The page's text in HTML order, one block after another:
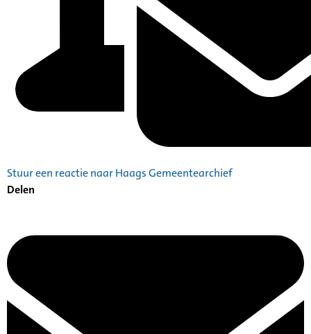
Stuur een reactie naar Haags Gemeentearchief
Delen